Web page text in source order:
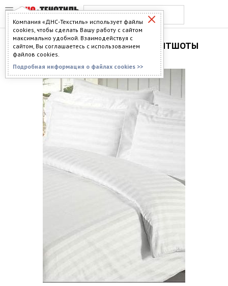
Компания «ДНС-Текстиль» использует файлы
cookies, чтобы сделать Вашу работу с сайтом
максимально удобной. Взаимодействуя с
сайтом, Вы соглашаетесь с использованием
файлов cookies.
Подробная информация о файлах cookies >>
ТОЛСТОВКИ, ХУДИ И СВИТШОТЫ